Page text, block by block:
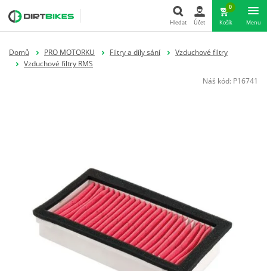
Hledat
Hledat Účet
0
Košík Menu
Domů PRO MOTORKU Filtry a díly sání
Vzduchové filtry
Vzduchové filtry RMS
Náš kód: P16741